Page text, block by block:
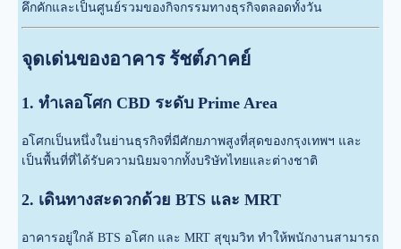
คึกคักและเป็นศูนย์รวมของกิจกรรมทางธุรกิจตลอดทั้งวัน
จุดเด่นของอาคาร รัชต์ภาคย์
1. ทำเลอโศก CBD ระดับ Prime Area
อโศกเป็นหนึ่งในย่านธุรกิจที่มีศักยภาพสูงที่สุดของกรุงเทพฯ และ
เป็นพื้นที่ที่ได้รับความนิยมจากทั้งบริษัทไทยและต่างชาติ
2. เดินทางสะดวกด้วย BTS และ MRT
อาคารอยู่ใกล้ BTS อโศก และ MRT สุขุมวิท ทำให้พนักงานสามารถ